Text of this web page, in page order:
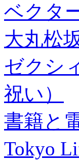
ベクタ
大丸松
ゼクシ
祝い）
書籍と
Tokyo